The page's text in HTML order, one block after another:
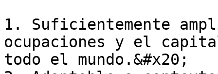
1. Suficientemente
ocupaciones y el
todo el mundo.&#x20;